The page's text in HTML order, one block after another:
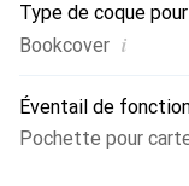
Type de coque
Bookcover i
Éventail de
Pochette pour